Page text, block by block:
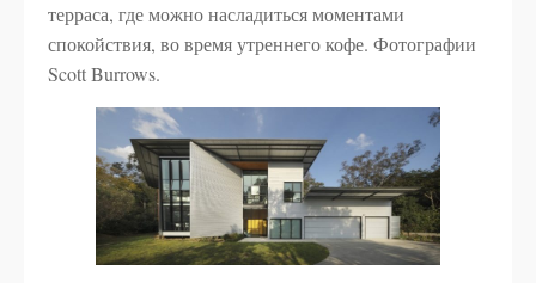
терраса, где можно насладиться моментами
спокойствия, во время утреннего кофе. Фотографии
Scott Burrows.